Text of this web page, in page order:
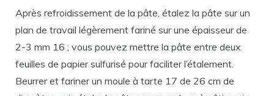
Après refroidissement de la pâte, étalez la pâte sur un
plan de travail légèrement fariné sur une épaisseur de
2-3 mm 16 ; vous pouvez mettre la pâte entre deux
feuilles de papier sulfurisé pour faciliter l’étalement.
Beurrer et fariner un moule à tarte 17 de 26 cm de